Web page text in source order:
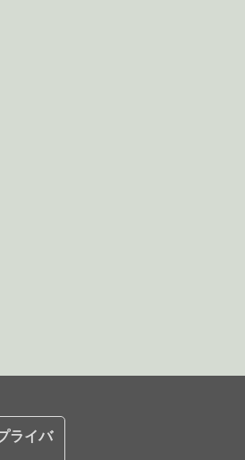
ライバ